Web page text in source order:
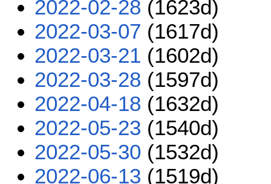
2022-02-28 (1623d)
2022-03-07 (1617d)
2022-03-21 (1602d)
2022-03-28 (1597d)
2022-04-18 (1632d)
2022-05-23 (1540d)
2022-05-30 (1532d)
2022-06-13 (1519d)